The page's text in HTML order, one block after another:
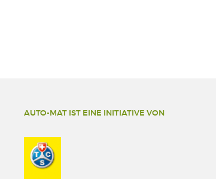
AUTO-MAT IST EINE INITIATIVE VON